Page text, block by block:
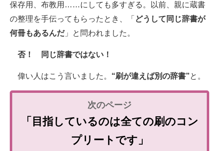
保存用、布教用……にしても多すぎる。以前、親に蔵書
の整理を手伝ってもらったとき、「 どうして同じ辞書が
何冊もあるんだ」と問われました。
否！ 同じ辞書ではない！
偉い人はこう言いました。 “刷が違えば別の辞書”と。
「目指しているのは全ての刷のコン
プリートです」